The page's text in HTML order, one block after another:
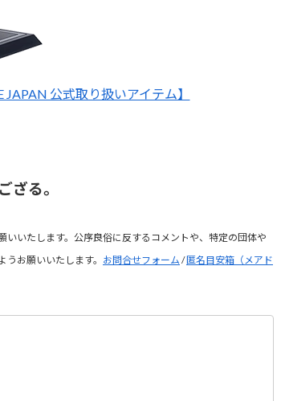
公式取り扱いアイテム】
ざる。
いたします。公序良俗に反するコメントや、特定の団体や
お願いいたします。 お問合せフォーム /匿名目安箱（メアド